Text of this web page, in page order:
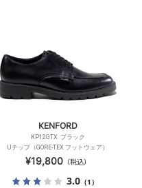
KENFORD
KP12GTX ブラック
Uチップ（GORE-TEX フットウェア）
¥19,800（税込）
3.0（1）